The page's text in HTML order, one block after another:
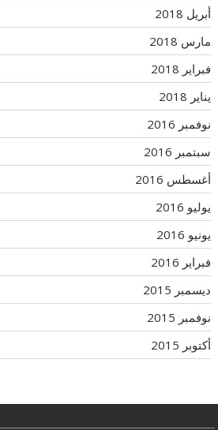
أبريل 2018
مارس 2018
فبراير 2018
يناير 2018
نوفمبر 2016
سبتمبر 2016
أغسطس 2016
يوليو 2016
يونيو 2016
فبراير 2016
ديسمبر 2015
نوفمبر 2015
أكتوبر 2015